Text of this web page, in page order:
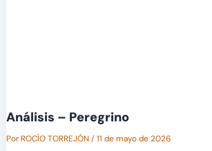
Análisis – Peregrino
PorROCÍO TORREJÓN/11 de mayo de 2026